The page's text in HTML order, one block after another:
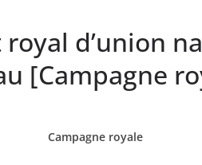
royal d’union
[Campagne
Campagne royale